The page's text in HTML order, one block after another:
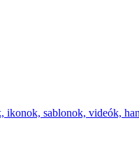
ikonok, sablonok, videók,